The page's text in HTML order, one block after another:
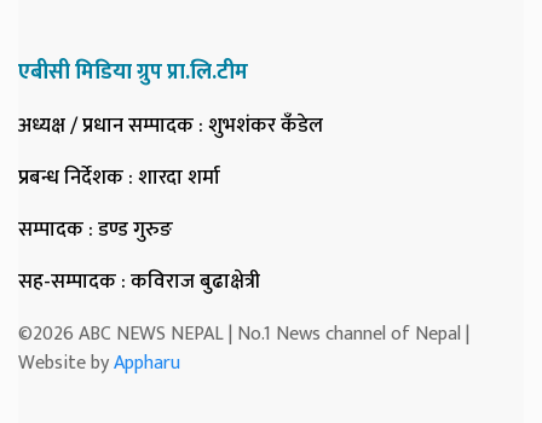
एबीसी मिडिया ग्रुप प्रा.लि.टीम
अध्यक्ष / प्रधान सम्पादक: शुभशंकर कँडेल
प्रबन्ध निर्देशक: शारदा शर्मा
सम्पादक: डण्ड गुरुङ
सह-सम्पादक: कविराज बुढाक्षेत्री
©2026 ABC NEWS NEPAL | No.1 News channel of Nepal |
Website byAppharu